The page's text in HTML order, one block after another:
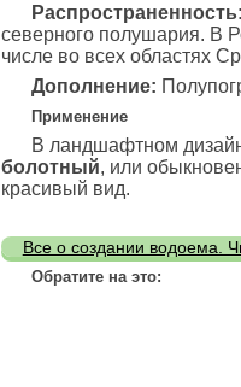
Распространенность:
северного полушария. В
числе во всех областях
Дополнение:
Применение
В ландшафтном
болотный, или
красивый вид.
Все о создании водоема.
Обратите на это: